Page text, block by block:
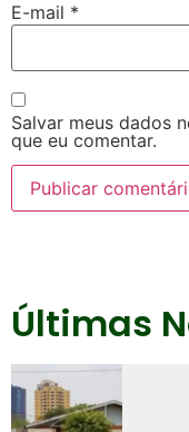
E-mail *
Salvar meus dados
que eu comentar.
Últimas